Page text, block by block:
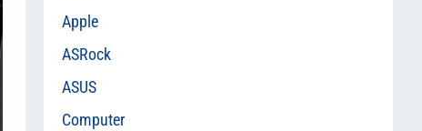
Apple
ASRock
ASUS
Computer